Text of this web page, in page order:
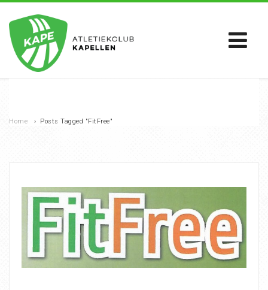
Home › Posts Tagged "FitFree"